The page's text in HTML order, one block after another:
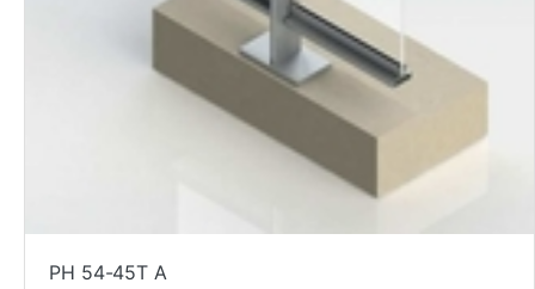
PH 54-45T A